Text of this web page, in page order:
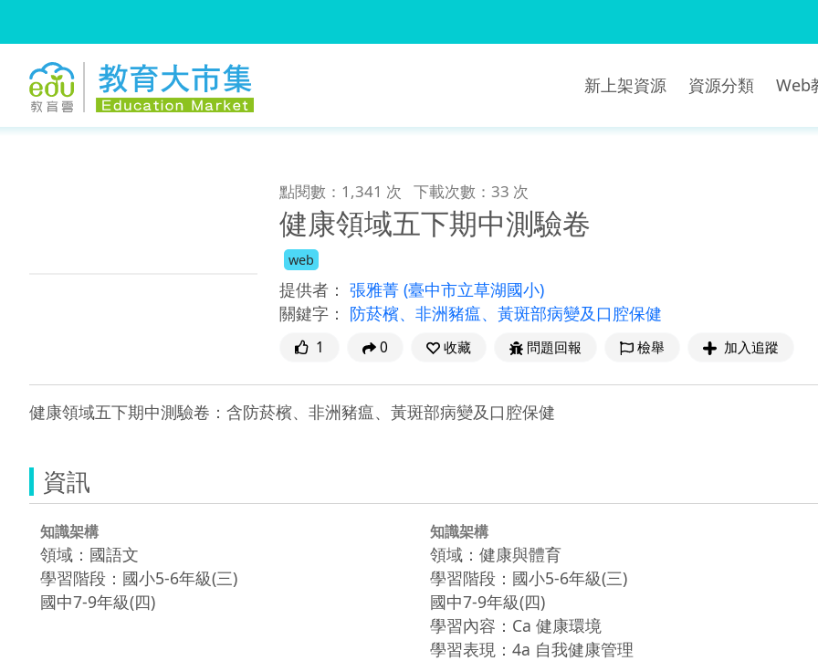
新上架資源 資源分類 Web
點閱數：1,341 次 下載次數：33 次
健康領域五下期中測驗卷
web
提供者： 張雅菁 (臺中市立草湖國小)
關鍵字： 防菸檳、非洲豬瘟、黃斑部病變及口腔保健
1 0 收藏 問題回報 檢舉 加入追蹤
健康領域五下期中測驗卷：含防菸檳、非洲豬瘟、黃斑部病變及口腔保健
資訊
知識架構
領域：國語文
學習階段：國小5-6年級(三)
國中7-9年級(四)
知識架構
領域：健康與體育
學習階段：國小5-6年級(三)
國中7-9年級(四)
學習內容：Ca 健康環境
學習表現：4a 自我健康管理